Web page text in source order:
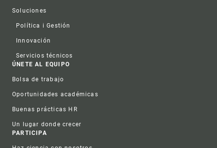
Soluciones
Política i Gestión
Innovación
Servicios técnicos
ÚNETE AL EQUIPO
Bolsa de trabajo
Oportunidades académicas
Buenas prácticas HR
Un lugar donde crecer
PARTICIPA